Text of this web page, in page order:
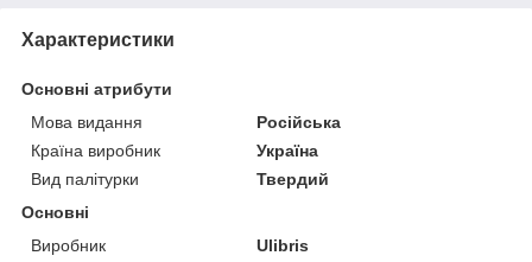
Характеристики
Основні атрибути
Мова видання
Російська
Країна виробник
Україна
Вид палітурки
Твердий
Основні
Виробник
Ulibris